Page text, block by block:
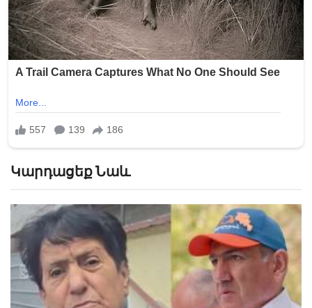
Կարդացեք Նաև
«Հիշեցի՞ք մեզ, ձեր սանիկներն ենք». աղջիկները՝
Նիկոլ Փաշինյանին